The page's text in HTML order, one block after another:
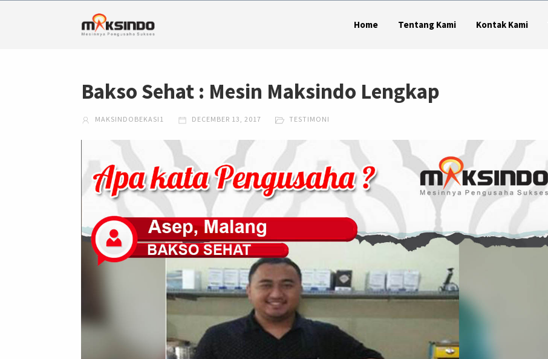
Home Tentang Kami Kontak Kami
Bakso Sehat : Mesin Maksindo Lengkap
MAKSINDOBEKASI1 DECEMBER 13, 2017 TESTIMONI